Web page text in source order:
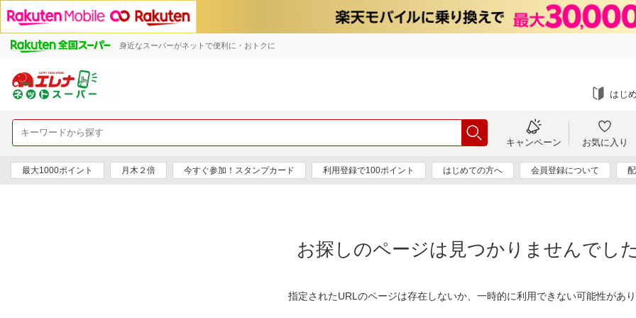
身近なスーパーがネットで便利に・おトクに
はじ
キャンペーン お気に入り
最大1000ポイント 月木２倍 今すぐ参加！スタンプカード 利用登録で100ポイント はじめての方へ 会員登録について
お探しのページは見つかりませんでし
指定されたURLのページは存在しないか、一時的に利用できない可能性があ